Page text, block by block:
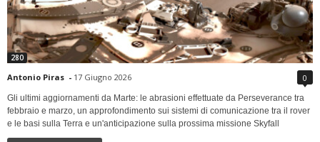
280
Antonio Piras - 17 Giugno 2026 0
Gli ultimi aggiornamenti da Marte: le abrasioni effettuate da Perseverance tra
febbraio e marzo, un approfondimento sui sistemi di comunicazione tra il rover
e le basi sulla Terra e un'anticipazione sulla prossima missione Skyfall